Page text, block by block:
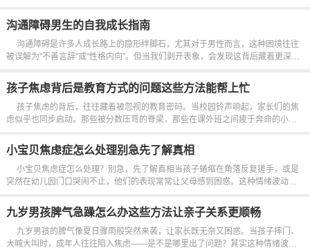
人软弱，而是人类情感的自然反应。就像种子在...
沟通障碍男生的自我成长指南
沟通障碍是许多人成长路上的隐形绊脚石，尤其对于男性而言，这种困境往往
被误解为"不善言辞"或"性格内向"。但当我们剥开表象，会发现这背后藏着更深层
维而忽略情绪共鸣，这些看似理性的选择实则在无声中筑起沟通...
孩子焦虑背后是教育方式的问题这些方法能帮上忙
孩子焦虑的背后，往往藏着被忽视的教育密码。当校园铃声响起，家长们的焦
虑似乎也同步启动。那些被分数压弯的脊梁，那些在课外班之间疲于奔命的小
在悄然重塑孩子的心理...
小宝贝焦虑症怎么处理别急先了解真相
小宝贝焦虑症怎么处理？别急，先了解真相当孩子蜷缩在角落反复搓手，或是
突然在幼儿园门口哭闹不止，他们的表现常常让父母感到困惑。这种情绪波动并
藏，孩子也会用...
九岁男孩脾气急躁怎么办这些方法让亲子关系更顺畅
九岁男孩的脾气像夏日骤雨般突然来袭，让家长既无奈又困惑。当孩子摔门、
大喊大叫时，成年人往往陷入焦虑——是不是哪里出了问题？其实这种情绪波动